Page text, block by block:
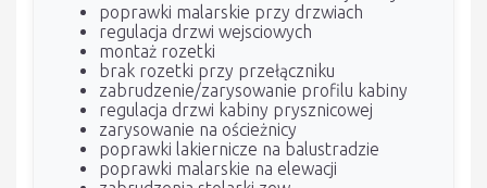
poprawki malarskie przy drzwiach
regulacja drzwi wejsciowych
montaż rozetki
brak rozetki przy przełączniku
zabrudzenie/zarysowanie profilu kabiny
regulacja drzwi kabiny prysznicowej
zarysowanie na ościeżnicy
poprawki lakiernicze na balustradzie
poprawki malarskie na elewacji